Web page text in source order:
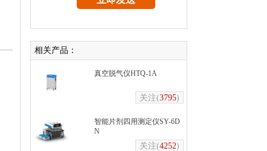
相关产品：
真空脱气仪HTQ-1A
关注(3795)
智能片剂四用测定仪SY-6D
N
关注(4252)